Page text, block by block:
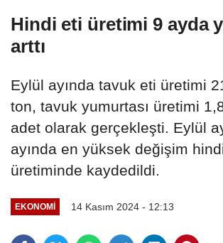
Hindi eti üretimi 9 ayda
arttı
Eylül ayında tavuk eti üretimi
ton, tavuk yumurtası üretimi
adet olarak gerçekleşti. Eylül
ayında en yüksek değişim
üretiminde kaydedildi.
EKONOMI 14 Kasım 2024 - 12:13